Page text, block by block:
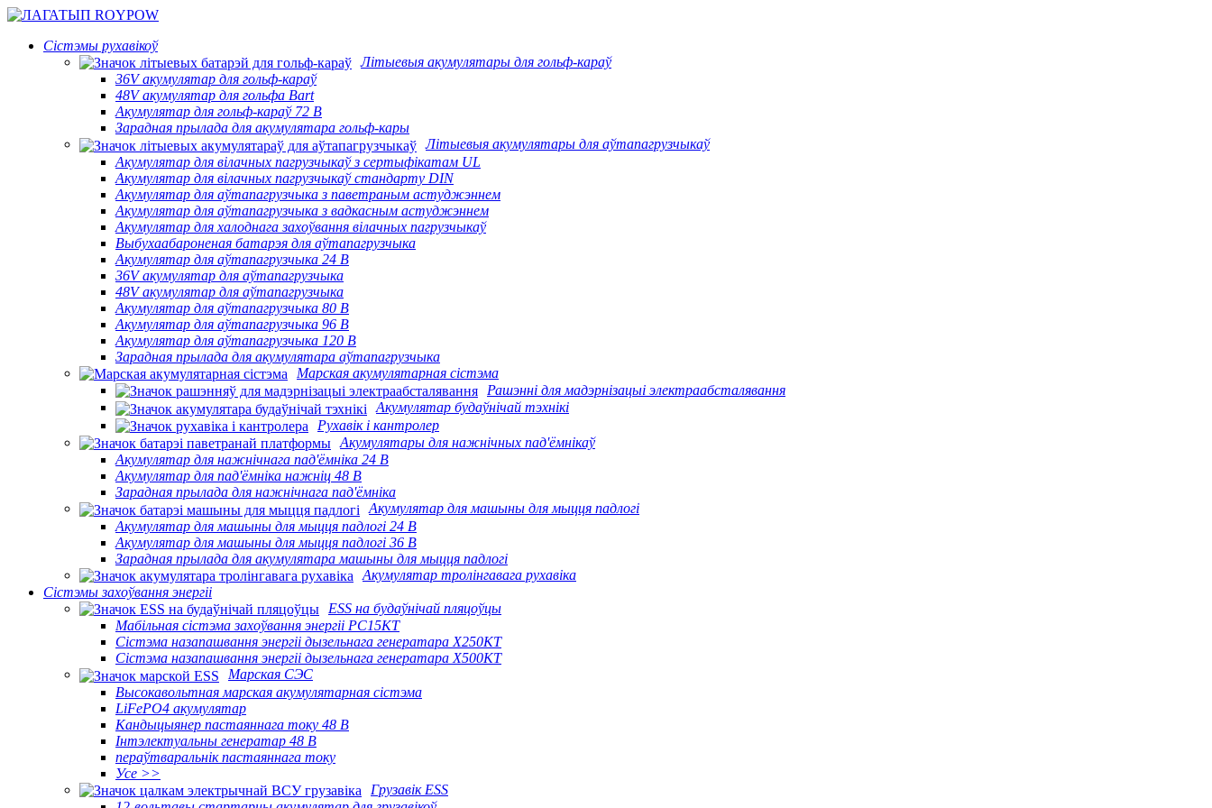
Сістэмы рухавікоў
Літыевыя акумулятары для гольф-караў
36V акумулятар для гольф-караў
48V акумулятар для гольфа Bart
Акумулятар для гольф-караў 72 В
Зарадная прылада для акумулятара гольф-кары
Літыевыя акумулятары для аўтапагрузчыкаў
Акумулятар для вілачных пагрузчыкаў з сертыфікатам UL
Акумулятар для вілачных пагрузчыкаў стандарту DIN
Акумулятар для аўтапагрузчыка з паветраным астуджэннем
Акумулятар для аўтапагрузчыка з вадкасным астуджэннем
Акумулятар для халоднага захоўвання вілачных пагрузчыкаў
Выбухаабароненая батарэя для аўтапагрузчыка
Акумулятар для аўтапагрузчыка 24 В
36V акумулятар для аўтапагрузчыка
48V акумулятар для аўтапагрузчыка
Акумулятар для аўтапагрузчыка 80 В
Акумулятар для аўтапагрузчыка 96 В
Акумулятар для аўтапагрузчыка 120 В
Зарадная прылада для акумулятара аўтапагрузчыка
Марская акумулятарная сістэма
Рашэнні для мадэрнізацыі электраабсталявання
Акумулятар будаўнічай тэхнікі
Рухавік і кантролер
Акумулятары для нажнічных пад'ёмнікаў
Акумулятар для нажнічнага пад'ёмніка 24 В
Акумулятар для пад'ёмніка нажніц 48 В
Зарадная прылада для нажнічнага пад'ёмніка
Акумулятар для машыны для мыцця падлогі
Акумулятар для машыны для мыцця падлогі 24 В
Акумулятар для машыны для мыцця падлогі 36 В
Зарадная прылада для акумулятара машыны для мыцця падлогі
Акумулятар тролінгавага рухавіка
Сістэмы захоўвання энергіі
ESS на будаўнічай пляцоўцы
Мабільная сістэма захоўвання энергіі PC15KT
Сістэма назапашвання энергіі дызельнага генератара X250KT
Сістэма назапашвання энергіі дызельнага генератара X500KT
Марская СЭС
Высокавольтная марская акумулятарная сістэма
LiFePO4 акумулятар
Кандыцыянер пастаяннага току 48 В
Інтэлектуальны генератар 48 В
пераўтваральнік пастаяннага току
Усе >>
Грузавік ESS